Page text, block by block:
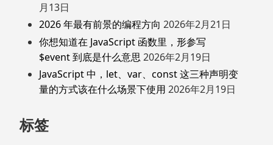
月13日
2026 年最有前景的编程方向 2026年2月21日
你想知道在 JavaScript 函数里，形参写
$event 到底是什么意思 2026年2月19日
JavaScript 中，let、var、const 这三种声明变
量的方式该在什么场景下使用 2026年2月19日
标签